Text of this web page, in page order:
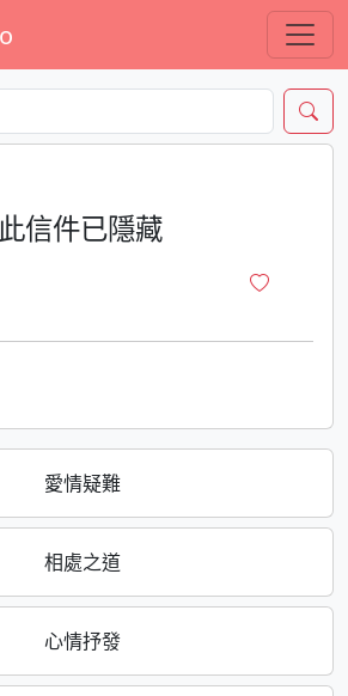
愛情疑難
相處之道
心情抒發
此信件已隱藏